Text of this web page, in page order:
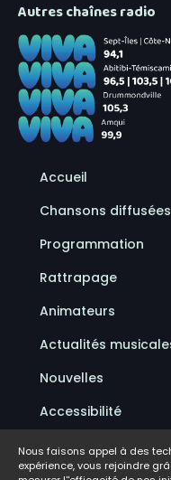
Autres chaînes radio
Accueil
Chansons diffusées
Programmation
Rattrapage
Animateurs
Actualités
Nouvelles
Accessibilité
Politique de
Nous faisons appel à des
expérience, vous rejoindre